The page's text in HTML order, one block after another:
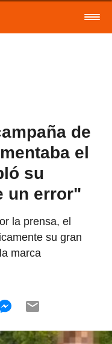
de
el
su
un error"
la prensa, el
su gran
marca